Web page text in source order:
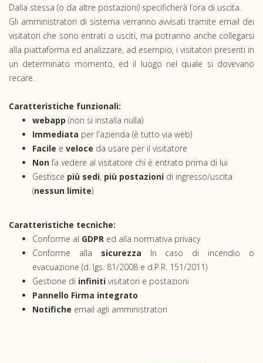
Dalla stessa (o da altre postazioni) specificherà l’ora di uscita.
Gli amministratori di sistema verranno avvisati tramite email dei
visitatori che sono entrati o usciti, ma potranno anche collegarsi
alla piattaforma ed analizzare, ad esempio, i visitatori presenti in
un determinato momento, ed il luogo nel quale si dovevano
recare.
Caratteristiche funzionali:
webapp (non si installa nulla)
Immediata per l'azienda (è tutto via web)
Facile e veloce da usare per il visitatore
Nonfa vedere al visitatore chi è entrato prima di lui
Gestisce più sedi, più postazioni di ingresso/uscita
(nessun limite)
Caratteristiche tecniche:
Conforme al GDPR ed alla normativa privacy
Conforme alla sicurezza In caso di incendio o
evacuazione (d. lgs. 81/2008 e d.P.R. 151/2011)
Gestione di infiniti visitatori e postazioni
Pannello Firma integrato
Notifiche email agli amministratori